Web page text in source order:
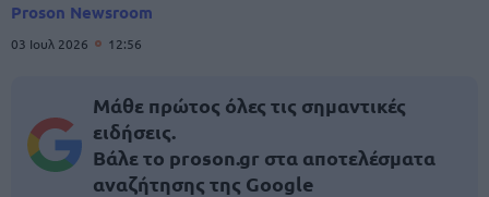
Proson Newsroom
03 Ιουλ 2026 12:56
Μάθε πρώτος όλες τις σημαντικές
ειδήσεις.
Βάλε το proson.gr στα αποτελέσματα
αναζήτησης της Google